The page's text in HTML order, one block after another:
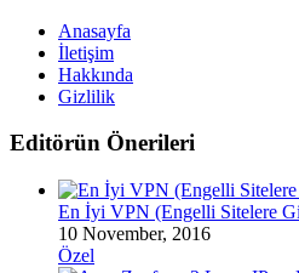
Anasayfa
İletişim
Hakkında
Gizlilik
Editörün Önerileri
En İyi VPN (Engelli Sitelere
10 November, 2016
Özel